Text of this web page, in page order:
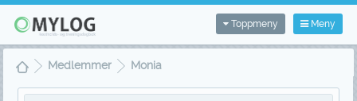
Meny
Toppmeny
Medlemmer Monia